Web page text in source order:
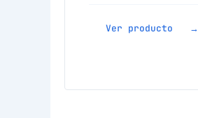
Ver producto →